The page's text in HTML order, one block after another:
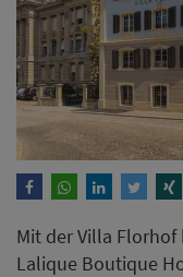
Mit der Villa Florhof
Lalique Boutique